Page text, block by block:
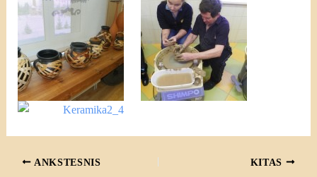
ANKSTESNIS KITAS